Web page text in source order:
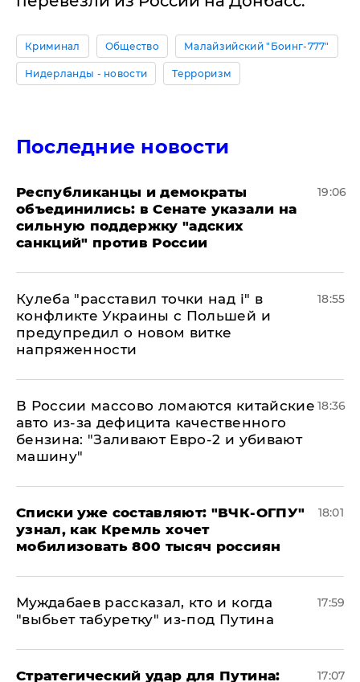
Криминал Общество Малайзийский "Боинг-777"
Нидерланды - новости Терроризм
Последние новости
Республиканцы и демократы
объединились: в Сенате указали на
сильную поддержку "адских
санкций" против России
19:06
Кулеба "расставил точки над і" в
конфликте Украины с Польшей и
предупредил о новом витке
напряженности
18:55
В России массово ломаются китайские
авто из-за дефицита качественного
бензина: "Заливают Евро-2 и убивают
машину"
18:36
Списки уже составляют: "ВЧК-ОГПУ"
узнал, как Кремль хочет
мобилизовать 800 тысяч россиян
18:01
Муждабаев рассказал, кто и когда
"выбьет табуретку" из-под Путина
17:59
Стратегический удар для Путина: 17:07